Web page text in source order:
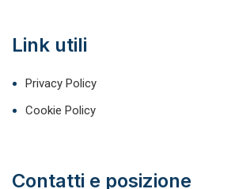
Link utili
Privacy Policy
Cookie Policy
Contatti e posizione